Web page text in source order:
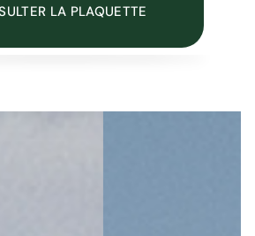
LA PLAQUETTE